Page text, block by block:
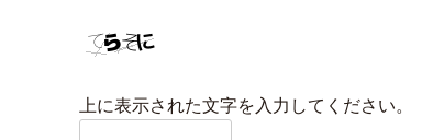
上に表示された文字を入力してください。